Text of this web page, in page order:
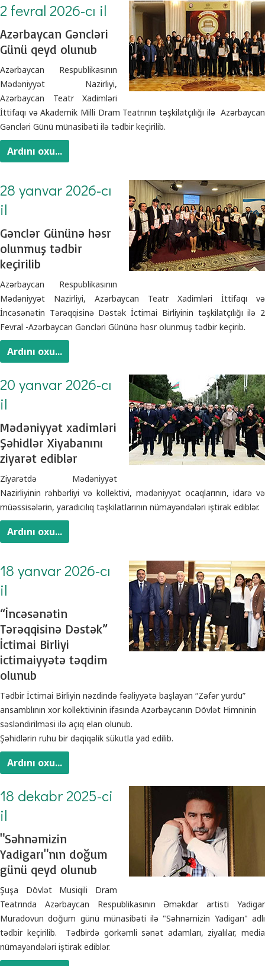
2 fevral 2026-cı il
Azərbaycan Gəncləri
Günü qeyd olunub
Azərbaycan Respublikasının
Mədəniyyət Nazirliyi,
Azərbaycan Teatr Xadimləri
İttifaqı və Akademik Milli Dram Teatrının təşkilatçılığı ilə Azərbaycan
Gəncləri Günü münasibəti ilə tədbir keçirilib.
Ardını oxu...
28 yanvar 2026-cı
il
Gənclər Gününə həsr
olunmuş tədbir
keçirilib
Azərbaycan Respublikasının
Mədəniyyət Nazirliyi, Azərbaycan Teatr Xadimləri İttifaqı və
İncəsənətin Tərəqqisinə Dəstək İctimai Birliyinin təşkilatçılığı ilə 2
Fevral -Azərbaycan Gəncləri Gününə həsr olunmuş tədbir keçirib.
Ardını oxu...
20 yanvar 2026-cı
il
Mədəniyyət xadimləri
Şəhidlər Xiyabanını
ziyarət ediblər
Ziyarətdə Mədəniyyət
Nazirliyinin rəhbərliyi və kollektivi, mədəniyyət ocaqlarının, idarə və
müəssisələrin, yaradıcılıq təşkilatlarının nümayəndələri iştirak ediblər.
Ardını oxu...
18 yanvar 2026-cı
il
“İncəsənətin
Tərəqqisinə Dəstək”
İctimai Birliyi
ictimaiyyətə təqdim
olunub
Tədbir İctimai Birliyin nəzdində fəaliyyətə başlayan “Zəfər yurdu”
ansamblının xor kollektivinin ifasında Azərbaycanın Dövlət Himninin
səsləndirilməsi ilə açıq elan olunub.
Şəhidlərin ruhu bir dəqiqəlik sükutla yad edilib.
Ardını oxu...
18 dekabr 2025-ci
il
"Səhnəmizin
Yadigarı"nın doğum
günü qeyd olunub
Şuşa Dövlət Musiqili Dram
Teatrında Azərbaycan Respublikasının Əməkdar artisti Yadigar
Muradovun doğum günü münasibəti ilə "Səhnəmizin Yadigarı" adlı
tədbir keçirilib. Tədbirdə görkəmli sənət adamları, ziyalılar, media
nümayəndələri iştirak ediblər.